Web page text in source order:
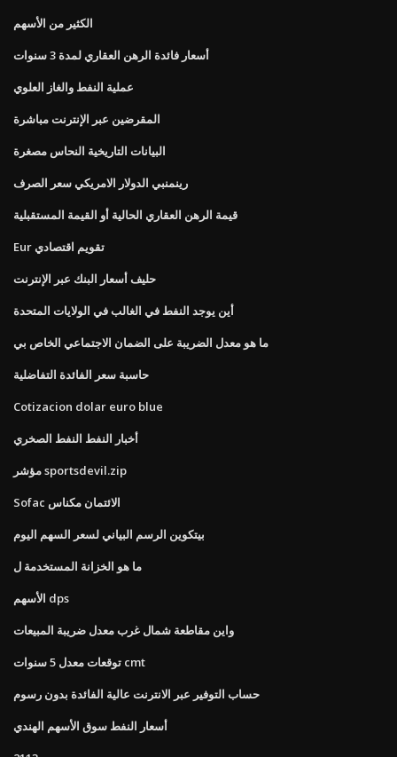
الكثير من الأسهم
أسعار فائدة الرهن العقاري لمدة 3 سنوات
عملية النفط والغاز العلوي
المقرضين عبر الإنترنت مباشرة
البيانات التاريخية النحاس مصغرة
رينمنبي الدولار الامريكي سعر الصرف
قيمة الرهن العقاري الحالية أو القيمة المستقبلية
Eur تقويم اقتصادي
حليف أسعار البنك عبر الإنترنت
أين يوجد النفط في الغالب في الولايات المتحدة
ما هو معدل الضريبة على الضمان الاجتماعي الخاص بي
حاسبة سعر الفائدة التفاضلية
Cotizacion dolar euro blue
أخبار النفط النفط الصخري
مؤشر sportsdevil.zip
Sofac الائتمان مكناس
بيتكوين الرسم البياني لسعر السهم اليوم
ما هو الخزانة المستخدمة ل
الأسهم dps
واين مقاطعة شمال غرب معدل ضريبة المبيعات
توقعات معدل 5 سنوات cmt
حساب التوفير عبر الانترنت عالية الفائدة بدون رسوم
أسعار النفط سوق الأسهم الهندي